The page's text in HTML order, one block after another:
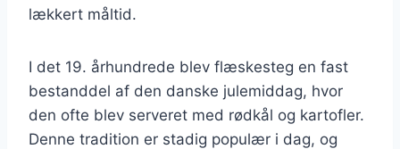
lækkert måltid.
I det 19. århundrede blev flæskesteg en fast
bestanddel af den danske julemiddag, hvor
den ofte blev serveret med rødkål og kartofler.
Denne tradition er stadig populær i dag, og